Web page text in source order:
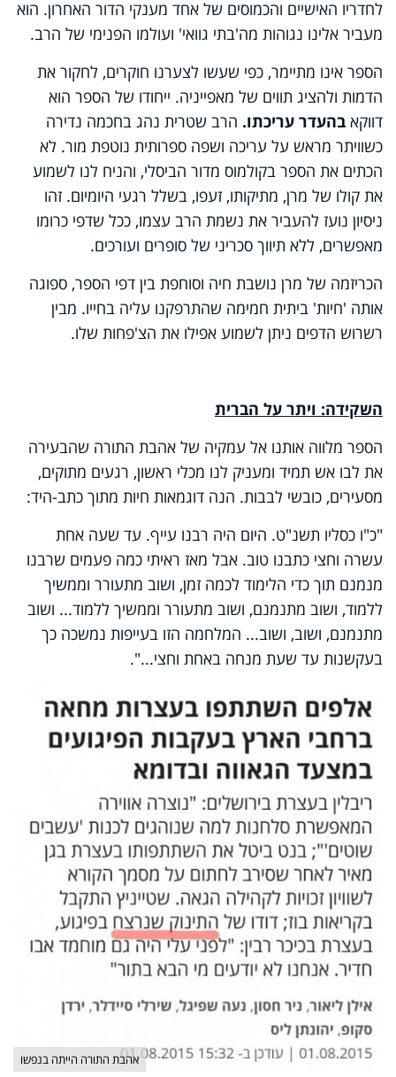
לחדריו האישיים והכמוסים של אחד מענקי הדור האחרון. הוא
מעביר אלינו נגוהות מה'בתי גוואי' ועולמו הפנימי של הרב.
הספר אינו מתיימר, כפי שעשו לצערנו חוקרים, לחקור את
הדמות ולהציג תווים של מאפייניה. ייחודו של הספר הוא
דווקא בהעדר עריכתו. הרב שטרית נהג בחכמה נדירה
כשוויתר מראש על עריכה ושפה ספרותית נוטפת מור. לא
הכתים את הספר בקולמוס מדור הביסלי, והניח לנו לשמוע
את קולו של מרן, מתיקותו, זעפו, בשלל רגעי היומיום. זהו
ניסיון נועז להעביר את נשמת הרב עצמו, ככל שדפי כרומו
מאפשרים, ללא תיווך סכריני של סופרים ועורכים.
הכריזמה של מרן נושבת חיה וסוחפת בין דפי הספר, ספוגה
אותה 'חיות' ביתית חמימה שהתרפקנו עליה בחייו. מבין
רשרוש הדפים ניתן לשמוע אפילו את הצ'פחות שלו.
השקידה: ויתר על הברית
הספר מלווה אותנו אל עמקיה של אהבת התורה שהבעירה
את לבו אש תמיד ומעניק לנו מכלי ראשון, רגעים מתוקים,
מסעירים, כובשי לבבות. הנה דוגמאות חיות מתוך כתב-היד:
"כ"ו כסליו תשנ"ט. היום היה רבנו עייף. עד שעה אחת
עשרה וחצי כתבנו טוב. אבל מאז ראיתי כמה פעמים שרבנו
מנמנם תוך כדי הלימוד לכמה זמן, ושוב מתעורר וממשיך
ללמוד, ושוב מתנמנם, ושוב מתעורר וממשיך ללמוד... ושוב
מתנמנם, ושוב, ושוב... המלחמה הזו בעייפות נמשכה כך
בעקשנות עד שעת מנחה באחת וחצי...".
אהבת התורה הייתה בנפשו